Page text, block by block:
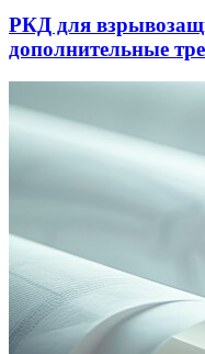
РКД для
дополнительные